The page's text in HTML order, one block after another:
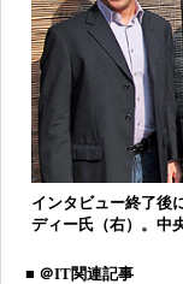
インタビュー終了後
ディー氏（右）。中
■ ＠IT関連記事